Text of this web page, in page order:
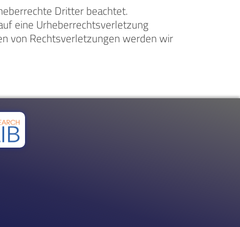
Dritter beachtet.
eine Urheberrechtsverletzung
von Rechtsverletzungen werden wir